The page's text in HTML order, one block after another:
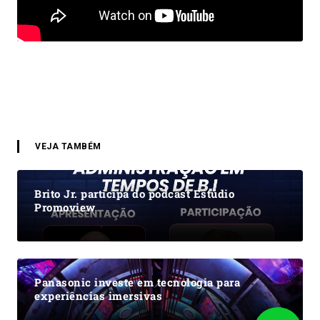
VEJA TAMBÉM
Brito Jr. participa do podcast Estúdio
Promoview
Panasonic investe em tecnologia para
experiências imersivas